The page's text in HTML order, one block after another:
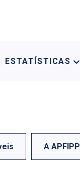
ESTATÍSTICAS
A APFIPP